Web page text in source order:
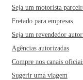
Seja um motorista
Fretado para empresas
Seja um revendedor
Agências autorizadas
Compre nos canais
Sugerir uma viagem